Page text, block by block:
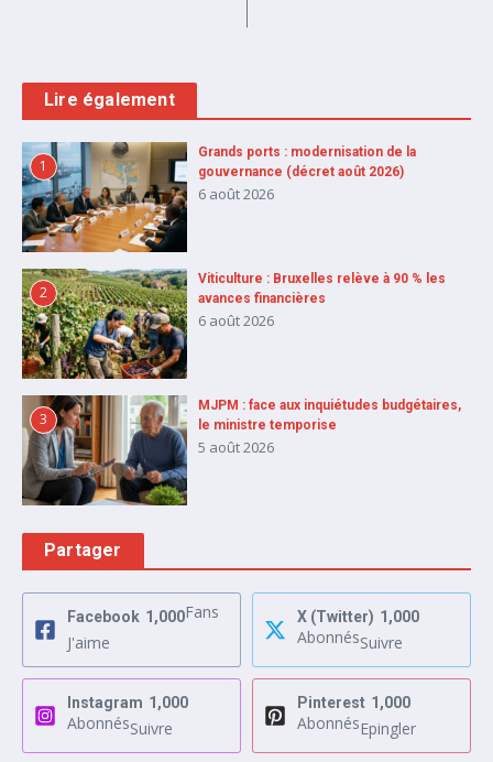
Lire également
1
Grands ports : modernisation de la
gouvernance (décret août 2026)
6 août 2026
2
Viticulture : Bruxelles relève à 90 % les
avances financières
6 août 2026
3
MJPM : face aux inquiétudes budgétaires,
le ministre temporise
5 août 2026
Partager
Facebook 1,000Fans
J'aime
X (Twitter) 1,000
AbonnésSuivre
Instagram 1,000
AbonnésSuivre
Pinterest 1,000
AbonnésEpingler